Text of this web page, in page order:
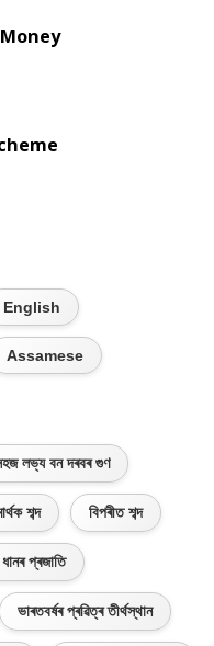
Money
English
Assamese
লভ্য বন দৰবৰ গুণ
শব্দ বিপৰীত শব্দ
প্ৰজাতি
ভাৰতবৰ্ষৰ প্ৰৱিত্ৰ তীৰ্থস্থান